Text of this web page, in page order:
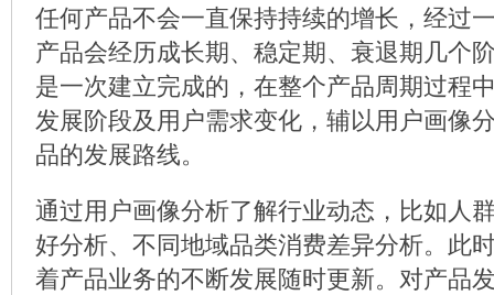
任何产品不会一直保持持续的增长，经过
产品会经历成长期、稳定期、衰退期几个
是一次建立完成的，在整个产品周期过程
发展阶段及用户需求变化，辅以用户画像
品的发展路线。
通过用户画像分析了解行业动态，比如人
好分析、不同地域品类消费差异分析。此
着产品业务的不断发展随时更新。对产品